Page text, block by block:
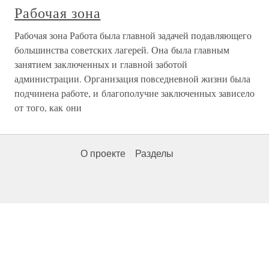
Рабочая зона
Рабочая зона Работа была главной задачей подавляющего
большинства советских лагерей. Она была главным
занятием заключенных и главной заботой
администрации. Организация повседневной жизни была
подчинена работе, и благополучие заключенных зависело
от того, как они
О проекте Разделы